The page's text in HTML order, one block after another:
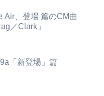
Air、登場 篇のCM曲
／Clark」
「新登場」篇